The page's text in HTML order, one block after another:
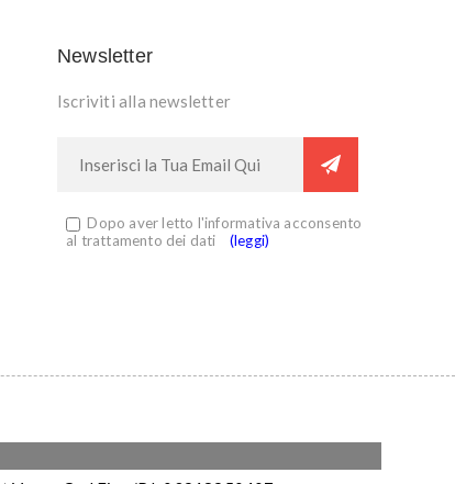
Newsletter
Iscriviti alla newsletter
Dopo aver letto l'informativa acconsento
al trattamento dei dati
(leggi)